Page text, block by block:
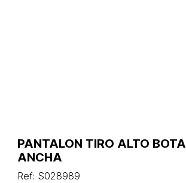
PANTALON TIRO ALTO BOTA
ANCHA
Ref: S028989